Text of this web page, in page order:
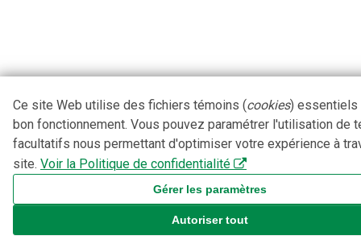
Ce site Web utilise des fichiers témoins (cookies) essentiels
bon fonctionnement. Vous pouvez paramétrer l'utilisation de
facultatifs nous permettant d'optimiser votre expérience à
site. Voir la Politique de confidentialité
Gérer les paramètres
Autoriser tout